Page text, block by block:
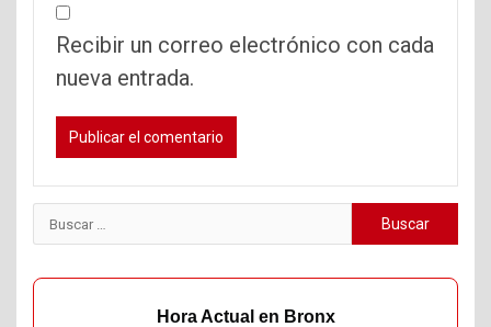
Recibir un correo electrónico con cada
nueva entrada.
Buscar:
Hora Actual en Bronx